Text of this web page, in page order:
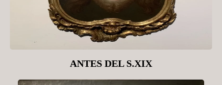
ANTES DEL S.XIX